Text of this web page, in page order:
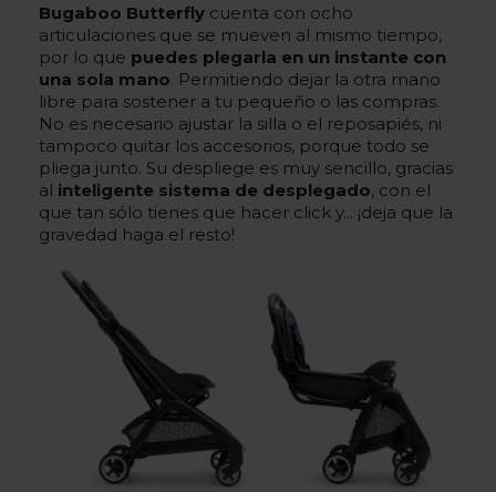
Bugaboo Butterfly cuenta con ocho
articulaciones que se mueven al mismo tiempo,
por lo que puedes plegarla en un instante con
una sola mano. Permitiendo dejar la otra mano
libre para sostener a tu pequeño o las compras.
No es necesario ajustar la silla o el reposapiés, ni
tampoco quitar los accesorios, porque todo se
pliega junto. Su despliege es muy sencillo, gracias
al inteligente sistema de desplegado, con el
que tan sólo tienes que hacer click y... ¡deja que la
gravedad haga el resto!